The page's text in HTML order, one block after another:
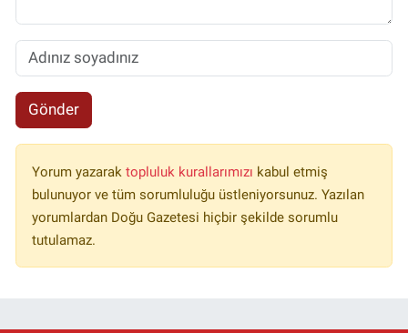
Gönder
Yorum yazarak topluluk kurallarımızı kabul etmiş
bulunuyor ve tüm sorumluluğu üstleniyorsunuz. Yazılan
yorumlardan Doğu Gazetesi hiçbir şekilde sorumlu
tutulamaz.